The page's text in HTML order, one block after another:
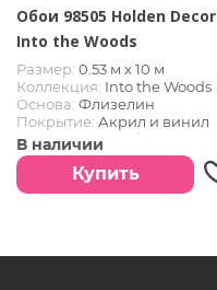
Обои 98505 Holden Decor
Into the Woods
Размер: 0.53 м х 10 м
Коллекция: Into the Woods
Основа: Флизелин
Покрытие: Акрил и винил
Страна: Великобритания
В наличии
Купить